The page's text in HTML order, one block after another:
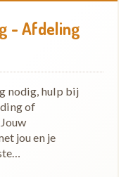
- Afdeling
nodig, hulp bij
of
jou en je